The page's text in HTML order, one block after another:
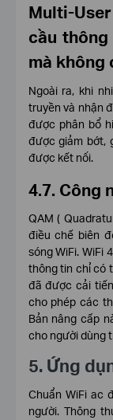
Multi-
cầu
mà không
Ngoài ra, khi
truyền và nhận
được phân bổ
được giảm bớt,
được kết nối.
4.7. Công
QAM (
điều chế biên
sóng WiFi. WiFi
thông tin chỉ có
đã được cải
cho phép các
Bản nâng cấp
cho người dùng
5. Ứng
Chuẩn WiFi ac
người. Thông